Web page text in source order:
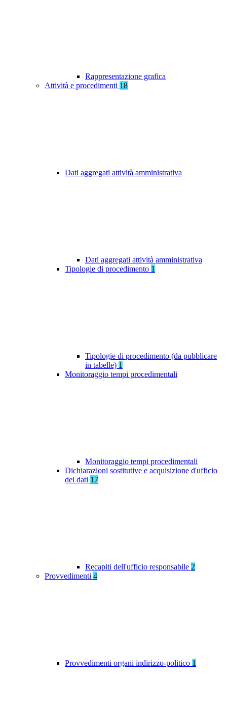
Rappresentazione grafica
Attività e procedimenti 18
Dati aggregati attività amministrativa
Dati aggregati attività amministrativa
Tipologie di procedimento 1
Tipologie di procedimento (da pubblicare
in tabelle) 1
Monitoraggio tempi procedimentali
Monitoraggio tempi procedimentali
Dichiarazioni sostitutive e acquisizione d'ufficio
dei dati 17
Recapiti dell'ufficio responsabile 2
Provvedimenti 4
Provvedimenti organi indirizzo-politico 1